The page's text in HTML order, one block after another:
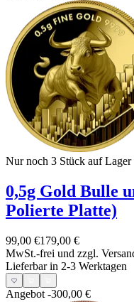
Nur noch 3 Stück auf Lager
0,5g Gold Bulle
Polierte Platte)
99,00 €179,00 €
MwSt.-frei und zzgl.
Lieferbar in 2-3 Werktagen
Angebot -300,00 €